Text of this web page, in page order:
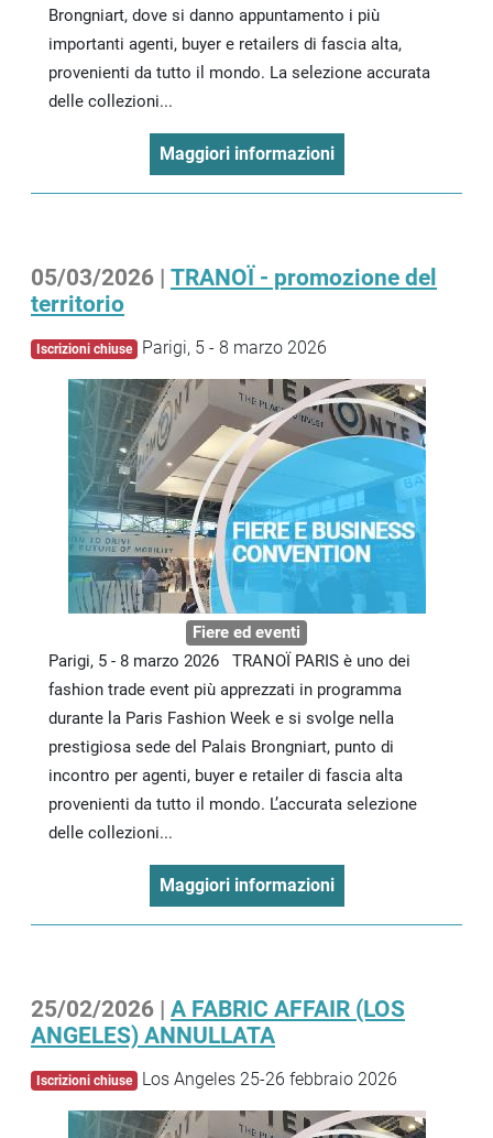
Brongniart, dove si danno appuntamento i più
importanti agenti, buyer e retailers di fascia alta,
provenienti da tutto il mondo. La selezione accurata
delle collezioni...
Maggiori informazioni
05/03/2026 | TRANOÏ - promozione del
territorio
Iscrizioni chiuse Parigi, 5 - 8 marzo 2026
Fiere ed eventi
Parigi, 5 - 8 marzo 2026 TRANOÏ PARIS è uno dei
fashion trade event più apprezzati in programma
durante la Paris Fashion Week e si svolge nella
prestigiosa sede del Palais Brongniart, punto di
incontro per agenti, buyer e retailer di fascia alta
provenienti da tutto il mondo. L’accurata selezione
delle collezioni...
Maggiori informazioni
25/02/2026 | A FABRIC AFFAIR (LOS
ANGELES) ANNULLATA
Iscrizioni chiuse Los Angeles 25-26 febbraio 2026